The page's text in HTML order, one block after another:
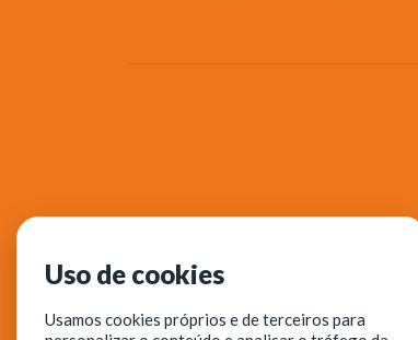
Uso de cookies
Usamos cookies próprios e de terceiros para